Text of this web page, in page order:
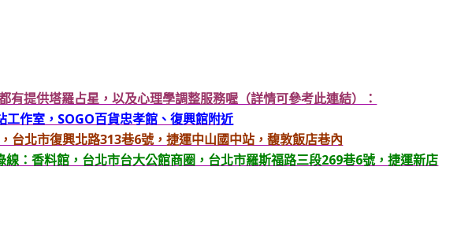
有提供塔羅占星，以及心理學調整服務喔（詳情可參考此連結）：
作室，SOGO百貨忠孝館、復興館附近
台北市復興北路313巷6號，捷運中山國中站，馥敦飯店巷內
線：香料館，台北市台大公館商圈，台北市羅斯福路三段269巷6號，捷運新店